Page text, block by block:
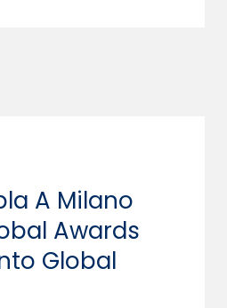
A Milano
Awards
Global